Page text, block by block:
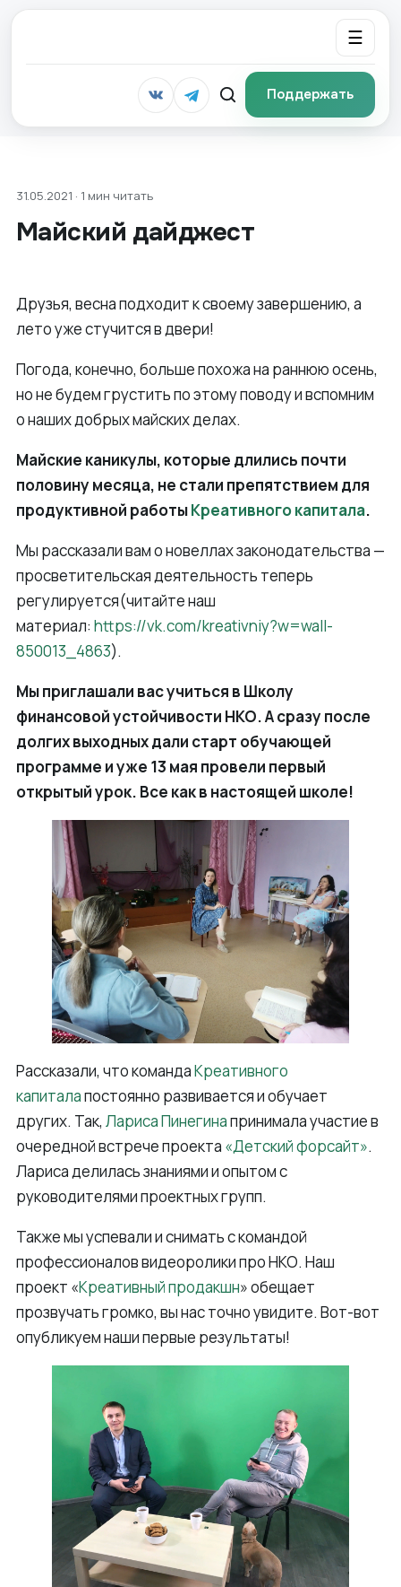
☰
Поддержать
31.05.2021 · 1 мин читать
Майский дайджест
Друзья, весна подходит к своему завершению, а
лето уже стучится в двери!
Погода, конечно, больше похожа на раннюю осень,
но не будем грустить по этому поводу и вспомним
о наших добрых майских делах.
Майские каникулы, которые длились почти
половину месяца, не стали препятствием для
продуктивной работыКреативного капитала.
Мы рассказали вам о новеллах законодательства —
просветительская деятельность теперь
регулируется(читайте наш
материал: https://vk.com/kreativniy?w=wall-
850013_4863).
Мы приглашали вас учиться в Школу
финансовой устойчивости НКО. А сразу после
долгих выходных дали старт обучающей
программе и уже 13 мая провели первый
открытый урок. Все как в настоящей школе!
Рассказали, что командаКреативного
капиталапостоянно развивается и обучает
других. Так, Лариса Пинегинапринимала участие в
очередной встрече проекта «Детский форсайт».
Лариса делилась знаниями и опытом с
руководителями проектных групп.
Также мы успевали и снимать с командой
профессионалов видеоролики про НКО. Наш
проект «Креативный продакшн» обещает
прозвучать громко, вы нас точно увидите. Вот-вот
опубликуем наши первые результаты!